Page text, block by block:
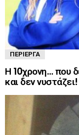
ΠΕΡΊΕΡΓΑ
Η 10χρονη… που
και δεν νυστάζει!